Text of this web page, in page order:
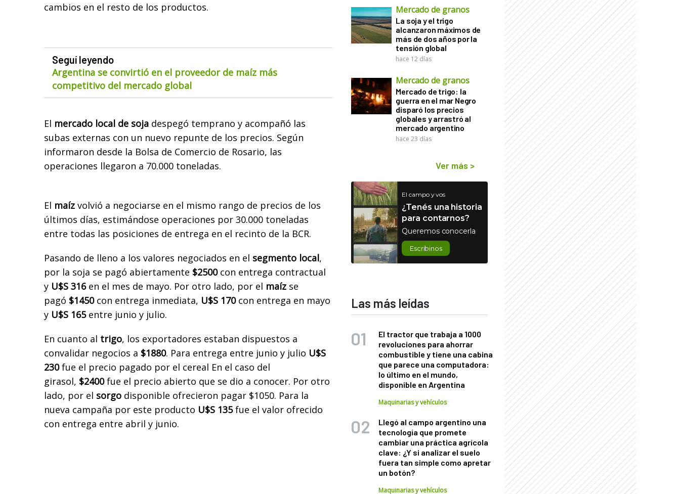
cambios en el resto de los productos.
Seguí leyendo
Argentina se convirtió en el proveedor de maíz más
competitivo del mercado global
El mercado local de soja despegó temprano y acompañó las
subas externas con un nuevo repunte de los precios. Según
informaron desde la Bolsa de Comercio de Rosario, las
operaciones llegaron a 70.000 toneladas.
El maíz volvió a negociarse en el mismo rango de precios de los
últimos días, estimándose operaciones por 30.000 toneladas
entre todas las posiciones de entrega en el recinto de la BCR.
Pasando de lleno a los valores negociados en el segmento local,
por la soja se pagó abiertamente $2500con entrega contractual
y U$S 316en el mes de mayo. Por otro lado, por el maíz se
pagó $1450con entrega inmediata, U$S 170con entrega en mayo
y U$S 165entre junio y julio.
En cuanto al trigo, los exportadores estaban dispuestos a
convalidar negocios a $1880. Para entrega entre junio y julio U$S
230fue el precio pagado por el cereal En el caso del
girasol, $2400fue el precio abierto que se dio a conocer. Por otro
lado, por el sorgo disponible ofrecieron pagar $1050. Para la
nueva campaña por este producto U$S 135fue el valor ofrecido
con entrega entre abril y junio.
Mercado de granos
La soja y el trigo
alcanzaron máximos de
más de dos años por la
tensión global
hace 12 días
Mercado de granos
Mercado de trigo: la
guerra en el mar Negro
disparó los precios
globales y arrastró al
mercado argentino
hace 23 días
Ver más >
El campo y vos
¿Tenés una historia
para contarnos?
Queremos conocerla
Escribinos
Las más leídas
El tractor que trabaja a 1000
revoluciones para ahorrar
combustible y tiene una cabina
que parece una computadora:
lo último en el mundo,
disponible en Argentina
Maquinarias y vehículos
Llegó al campo argentino una
tecnología que promete
cambiar una práctica agrícola
clave: ¿Y si analizar el suelo
fuera tan simple como apretar
un botón?
Maquinarias y vehículos